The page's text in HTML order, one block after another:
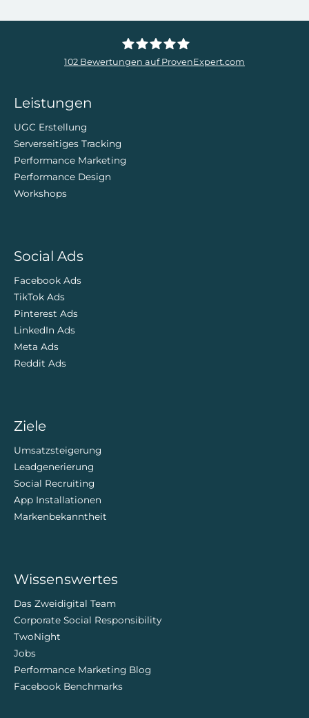
102 Bewertungen auf ProvenExpert.com
Leistungen
UGC Erstellung
Serverseitiges Tracking
Performance Marketing
Performance Design
Workshops
Social Ads
Facebook Ads
TikTok Ads
Pinterest Ads
LinkedIn Ads
Meta Ads
Reddit Ads
Ziele
Umsatzsteigerung
Leadgenerierung
Social Recruiting
App Installationen
Markenbekanntheit
Wissenswertes
Das Zweidigital Team
Corporate Social Responsibility
TwoNight
Jobs
Performance Marketing Blog
Facebook Benchmarks